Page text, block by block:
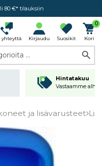
80 €* tilauksiin
yhteyttä Kirjaudu Suosikit
0
Kori
...
Hintatakuu
Vastaamme
ja lisävarusteet